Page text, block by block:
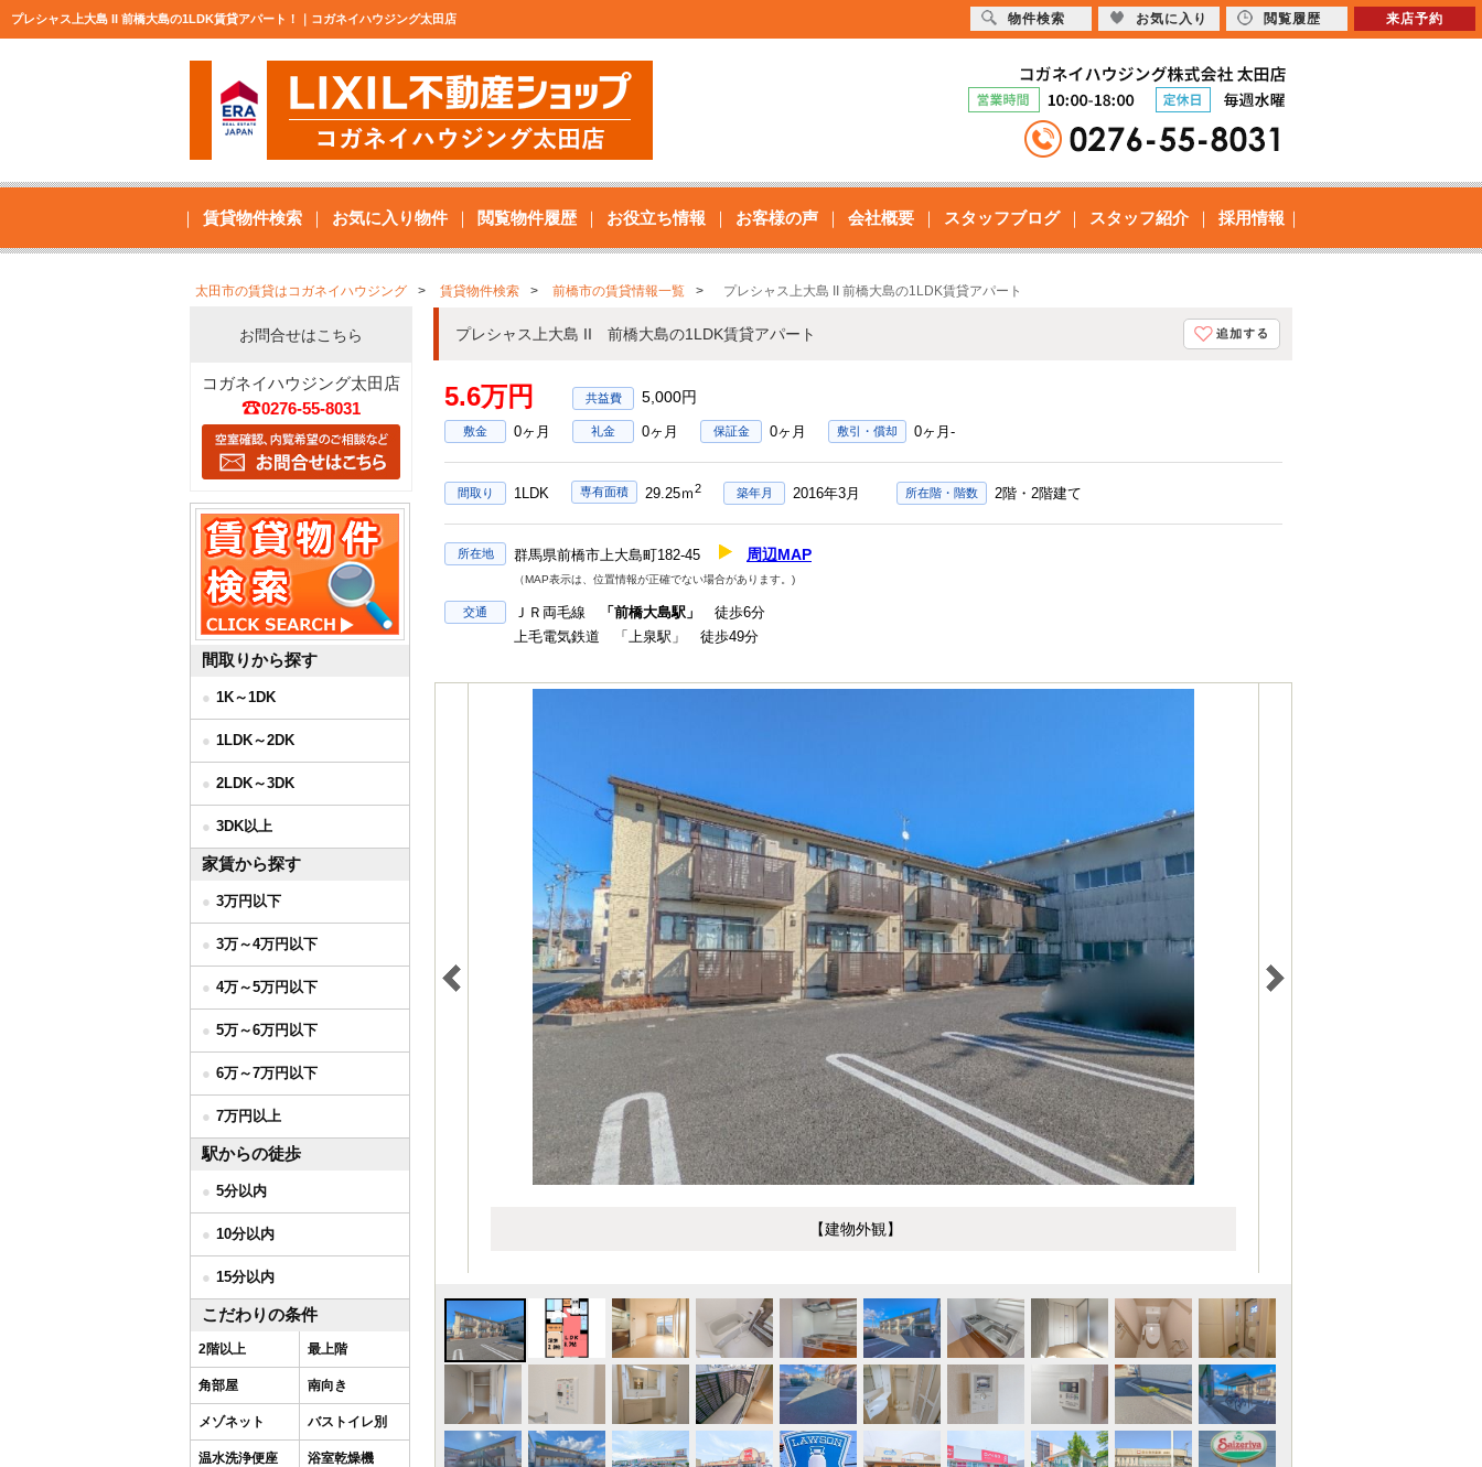
プレシャス上大島 II 前橋大島の1LDK賃貸アパート！｜コガネイハウジング太田店
賃貸物件検索 お気に入り物件 閲覧物件履歴 お役立ち情報 お客様の声 会社概要 スタッフブログ スタッフ紹介 採用情報
太田市の賃貸はコガネイハウジング 賃貸物件検索 前橋市の賃貸情報一覧 プレシャス上大島 II 前橋大島の1LDK賃貸アパート
プレシャス上大島 II 前橋大島の1LDK賃貸アパート
5.6万円 5,000円
敷金 0ヶ月 礼金 0ヶ月 保証金 0ヶ月 敷引・償却 0ヶ月-
間取り 1LDK 専有面積 29.25ｍ2 築年月 2016年3月 所在階・階数 2階・2階建て
所在地 群馬県前橋市上大島町182-45 周辺MAP
（MAP表示は、位置情報が正確でない場合があります。)
交通 ＪＲ両毛線 「前橋大島駅」
徒歩6分
上毛電気鉄道 「上泉駅」 徒歩49分
【建物外観】
お問合せはこちら
コガネイハウジング太田店
0276-55-8031
間取りから探す
1K～1DK
1LDK～2DK
2LDK～3DK
3DK以上
家賃から探す
3万円以下
3万～4万円以下
4万～5万円以下
5万～6万円以下
6万～7万円以下
7万円以上
駅からの徒歩
5分以内
10分以内
15分以内
こだわりの条件
2階以上 最上階
角部屋 南向き
メゾネット バストイレ別
温水洗浄便座 浴室乾燥機
物件検索 お気に入り 閲覧履歴 来店予約